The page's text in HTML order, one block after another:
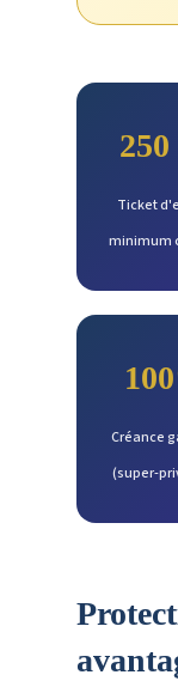
Ticket
minimum
Créance
(super-